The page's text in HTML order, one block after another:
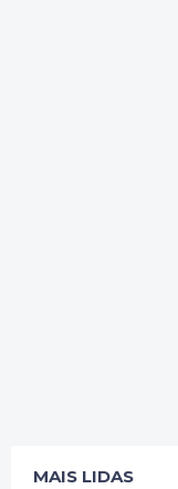
MAIS LIDAS